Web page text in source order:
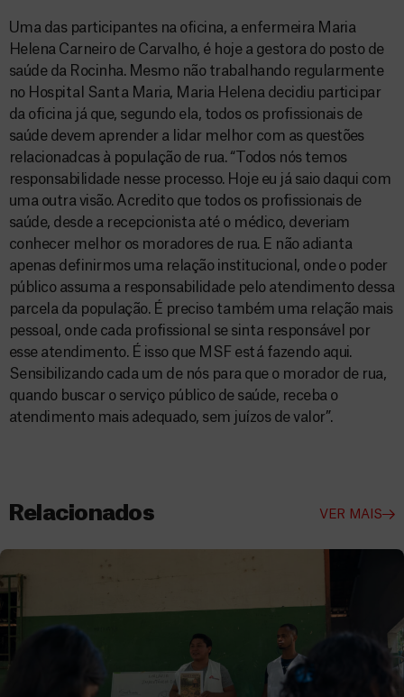
Uma das participantes na oficina, a enfermeira Maria
Helena Carneiro de Carvalho, é hoje a gestora do posto de
saúde da Rocinha. Mesmo não trabalhando regularmente
no Hospital Santa Maria, Maria Helena decidiu participar
da oficina já que, segundo ela, todos os profissionais de
saúde devem aprender a lidar melhor com as questões
relacionadcas à população de rua. “Todos nós temos
responsabilidade nesse processo. Hoje eu já saio daqui com
uma outra visão. Acredito que todos os profissionais de
saúde, desde a recepcionista até o médico, deveriam
conhecer melhor os moradores de rua. E não adianta
apenas definirmos uma relação institucional, onde o poder
público assuma a responsabilidade pelo atendimento dessa
parcela da população. É preciso também uma relação mais
pessoal, onde cada profissional se sinta responsável por
esse atendimento. É isso que MSF está fazendo aqui.
Sensibilizando cada um de nós para que o morador de rua,
quando buscar o serviço público de saúde, receba o
atendimento mais adequado, sem juízos de valor”.
Relacionados VER MAIS